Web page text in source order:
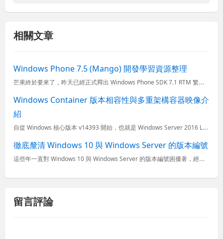
相關文章
Windows Phone 7.5 (Mango) 開發學習資源整理
芒果終於要來了，昨天已經正式釋出 Windows Phone SDK 7.1 RTM 繁體中文版，而估計在幾週內應該所有 Windows Phone 7 的使用者就能夠自動更新到支援多國語系、完整的中...
Windows Container 版本相容性與多重架構容器映像介
紹
自從 Windows 核心版本 v14393 開始，也就是 Windows Server 2016 LTSC 與 Windows 10 年度更新版，正式開始支援 Windows 容器，這意謂著企業可以
徹底釐清 Windows 10 與 Windows Server 的版本編號
這些年一直對 Windows 10 與 Windows Server 的版本編號困擾著，經常會聽到什麼 Windows 10 周年更新、Windows 10 創作者更新 之類的名稱，完全摸不著頭緒，你
留言評論